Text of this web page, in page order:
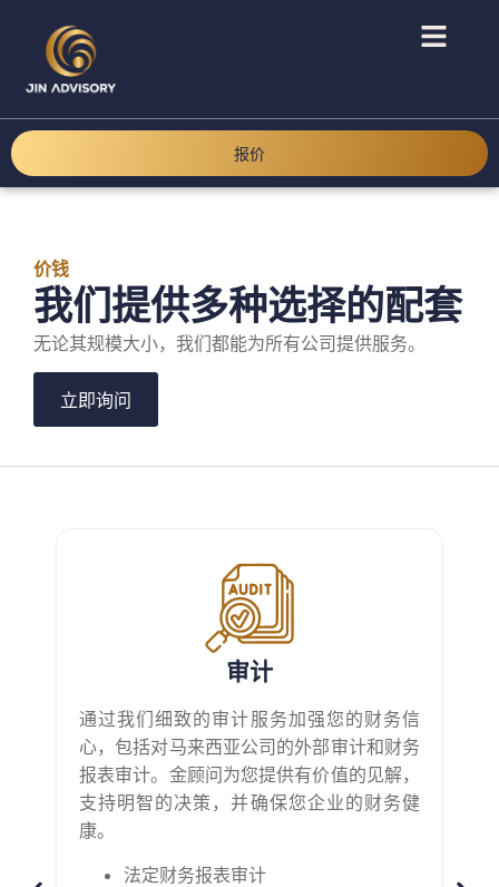
报价
价钱
我们提供多种选择的配套
无论其规模大小，我们都能为所有公司提供服务。
立即询问
审计
通过我们细致的审计服务加强您的财务信
心，包括对马来西亚公司的外部审计和财务
报表审计。金顾问为您提供有价值的见解，
支持明智的决策，并确保您企业的财务健
康。
法定财务报表审计